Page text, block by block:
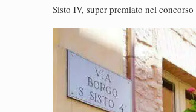
Sisto IV, super premiato nel